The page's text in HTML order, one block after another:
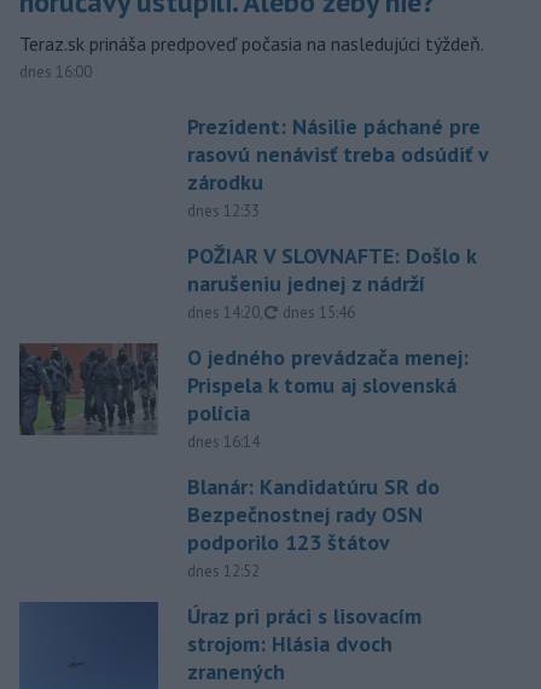
Teraz.sk prináša predpoveď počasia na nasledujúci týždeň.
dnes 16:00
Prezident: Násilie páchané pre
rasovú nenávisť treba odsúdiť v
zárodku
dnes 12:33
POŽIAR V SLOVNAFTE: Došlo k
narušeniu jednej z nádrží
dnes 14:20, aktualizované
dnes 15:46
O jedného prevádzača menej:
Prispela k tomu aj slovenská
polícia
dnes 16:14
Blanár: Kandidatúru SR do
Bezpečnostnej rady OSN
podporilo 123 štátov
dnes 12:52
Úraz pri práci s lisovacím
strojom: Hlásia dvoch
zranených